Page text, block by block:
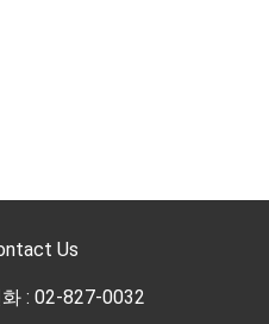
Us
: 02-827-0032